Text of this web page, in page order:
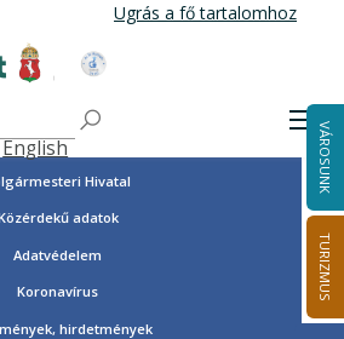
Ugrás a fő tartalomhoz
Honlapja
English VÁROSUNK
TURIZMUS
képviselők
képviselők
Önkormányzat
Hivatal
adatok
Adatvédelem
Koronavírus
hirdetmények